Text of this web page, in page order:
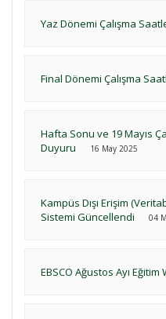
Yaz Dönemi Çalışma
Final Dönemi Çalışma
Hafta Sonu ve 19 Mayıs
Duyuru
16 May 2025
Kampüs Dışı Erişim
Sistemi Güncellendi
04
EBSCO Ağustos Ayı Eğitim